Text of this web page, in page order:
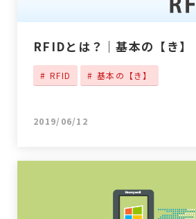
RFIDとは？｜基本の【き】
RFID 基本の【き】
2019/06/12